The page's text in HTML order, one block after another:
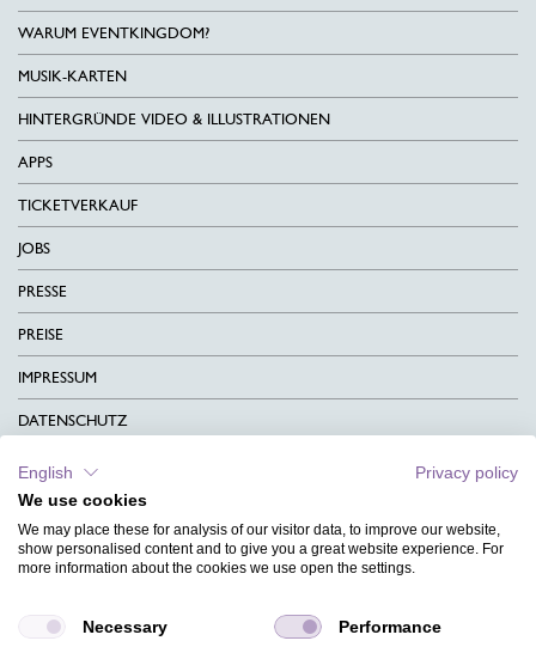
WARUM EVENTKINGDOM?
MUSIK-KARTEN
HINTERGRÜNDE VIDEO & ILLUSTRATIONEN
APPS
TICKETVERKAUF
JOBS
PRESSE
PREISE
IMPRESSUM
DATENSCHUTZ
KONTAKT
AGB
CHARITY
MAGAZIN
English
Privacy policy
We use cookies
We may place these for analysis of our visitor data, to improve our website,
show personalised content and to give you a great website experience. For
more information about the cookies we use open the settings.
Necessary Performance